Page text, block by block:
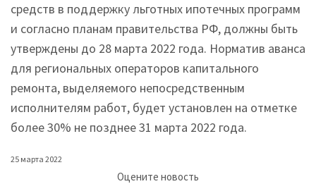
средств в поддержку льготных ипотечных программ
и согласно планам правительства РФ, должны быть
утверждены до 28 марта 2022 года. Норматив аванса
для региональных операторов капитального
ремонта, выделяемого непосредственным
исполнителям работ, будет установлен на отметке
более 30% не позднее 31 марта 2022 года.
25 марта 2022
Оцените новость